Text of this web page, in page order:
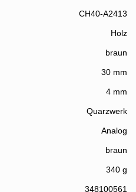
CH40-A2413
Holz
braun
30 mm
4 mm
Quarzwerk
Analog
braun
340 g
348100561